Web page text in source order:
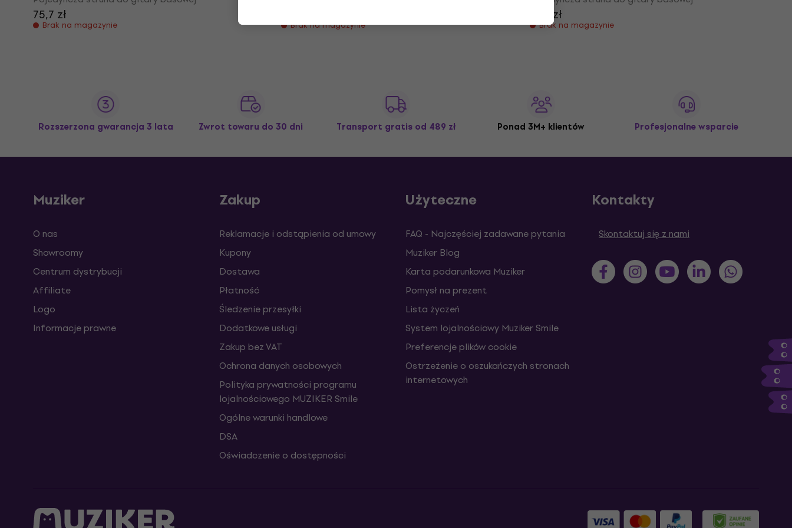
75,7 zł
Brak na magazynie Brak na magazynie
43,1 zł
Brak na magazynie
Rozszerzona gwarancja 3 lata Zwrot towaru do 30 dni Transport gratis od 489 zł Ponad 3M+ klientów Profesjonalne wsparcie
Muziker
O nas
Showroomy
Centrum dystrybucji
Affiliate
Logo
Informacje prawne
Zakup
Reklamacje i odstąpienia od umowy
Kupony
Dostawa
Płatność
Śledzenie przesyłki
Dodatkowe usługi
Zakup bez VAT
Ochrona danych osobowych
Polityka prywatności programu
lojalnościowego MUZIKER Smile
Ogólne warunki handlowe
DSA
Oświadczenie o dostępności
Użyteczne
FAQ - Najczęściej zadawane pytania
Muziker Blog
Karta podarunkowa Muziker
Pomysł na prezent
Lista życzeń
System lojalnościowy Muziker Smile
Preferencje plików cookie
Ostrzeżenie o oszukańczych stronach
internetowych
Kontakty
Skontaktuj się z nami